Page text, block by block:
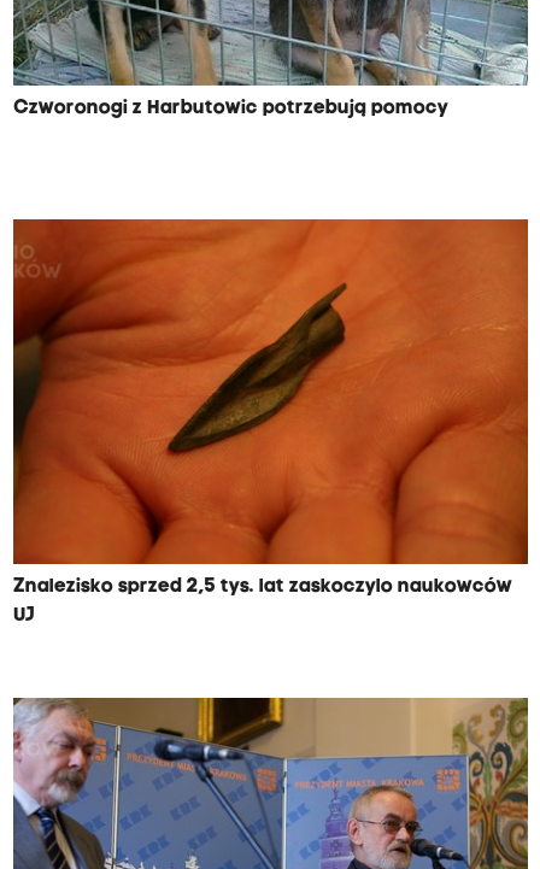
Czworonogi z Harbutowic potrzebują pomocy
Znalezisko sprzed 2,5 tys. lat zaskoczylo naukowców
UJ